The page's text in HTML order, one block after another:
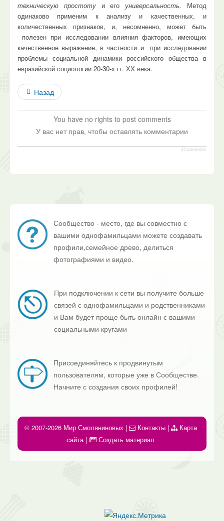
техническую простоту и егоуниверсальность. Метод
одинаково применим к анализу и качественных, и
количественных признаков, и, несомненно, может быть
полезен при исследовании влияния факторов, имеющих
качественное выражение, в частности и при исследовании
проблемы социальной динамики российского общества в
евразийской социологии 20-30-х гг. ХХ века.
Назад
You have no rights to post comments
У вас нет прав, чтобы оставлять комментарии
JComments
Сообщество - место, где вы совместно с
вашими однофамильцами можете создавать
профили,семейное древо, делиться
фотографиями и видео.
При подключении к сети вы получите больше
связей с однофамильцами и родственниками
и Вам будет проще быть онлайн с вашими
социальными кругами
Присоединяйтесь к продвинутым
пользователям, которые уже в Сообществе.
Начните с создания своих профилей!
© 2007-2026 Мир Смоляниновых | Контакты|
Карта
сайта| Создать материал